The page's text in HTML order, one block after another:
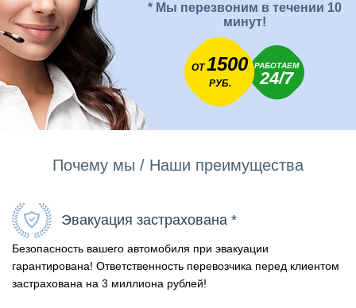
* Мы перезвоним в течении 10
минут!
ОТ1500
РУБ.
РАБОТАЕМ
24/7
Почему мы / Наши преимущества
Эвакуация застрахована *
Безопасность вашего автомобиля при эвакуации
гарантирована! Ответственность перевозчика перед клиентом
застрахована на 3 миллиона рублей!